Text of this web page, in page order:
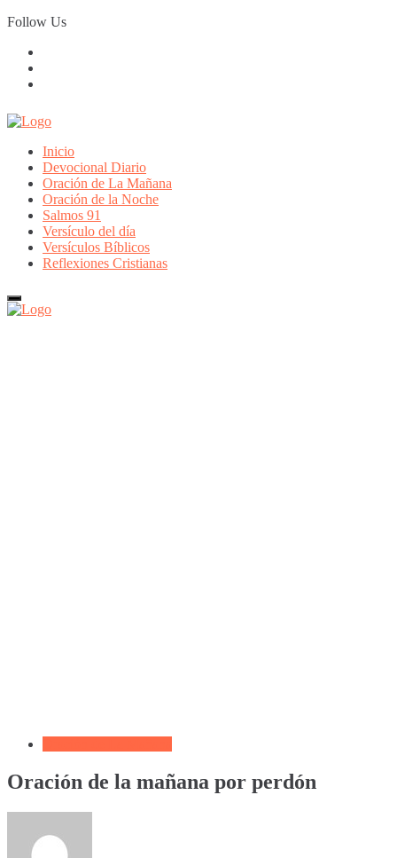
Skip
to
Follow Us
Inicio
Devocional Diario
Oración de La Mañana
Oración de la Noche
Salmos 91
Versículo del día
Versículos Bíblicos
Reflexiones Cristianas
Oración de la mañana por perdón